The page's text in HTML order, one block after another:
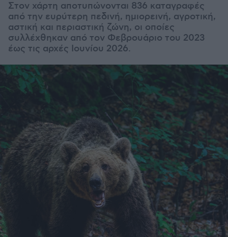
Στον χάρτη αποτυπώνονται 836 καταγραφές
από την ευρύτερη πεδινή, ημιορεινή, αγροτική,
αστική και περιαστική ζώνη, οι οποίες
συλλέχθηκαν από τον Φεβρουάριο του 2023
έως τις αρχές Ιουνίου 2026.